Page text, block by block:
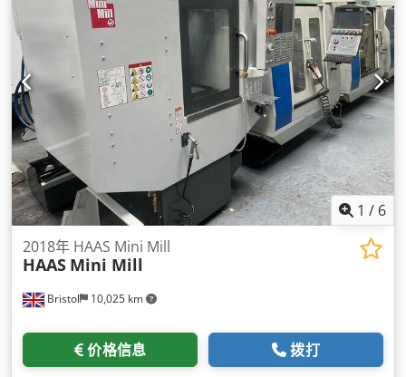
1 / 6
Bristol 10,025 km
2018年 HAAS Mini Mill
HAAS Mini Mill
价格信息 拨打